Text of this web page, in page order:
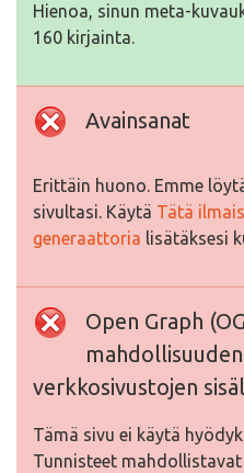
Hienoa, sinun meta-
160 kirjainta.
Avainsanat
Erittäin huono. Emme
sivultasi. Käytä Tätä
generaattoria lisätäksesi
Open Graph
verkkosivustojen
Tämä sivu ei käytä
Tunnisteet